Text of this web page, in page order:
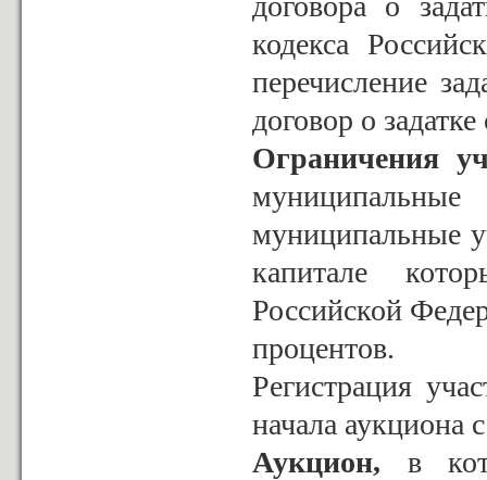
кодекса
перечисление
договор о
Ограничения
муниципальные
капитале
Российской
процентов.
Регистрация
начала аукциона
Аукцион, в